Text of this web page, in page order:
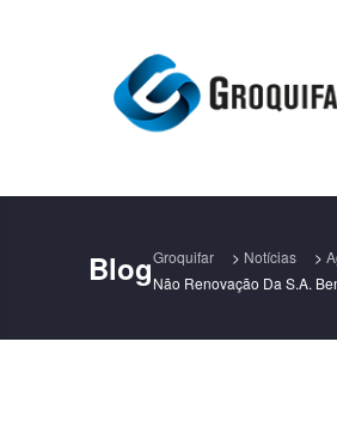
BlogGroquifar > Notícias >
Não Renovação Da S.a.